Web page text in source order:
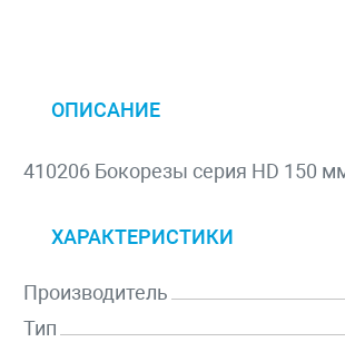
ОПИСАНИЕ
410206 Бокорезы серия HD 150
ХАРАКТЕРИСТИКИ
Производитель
Тип